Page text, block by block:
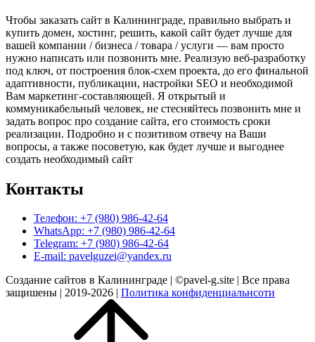
Чтобы заказать сайт в Калининграде, правильно выбрать и
купить домен, хостинг, решить, какой сайт будет лучше для
вашей компании / бизнеса / товара / услуги — вам просто
нужно написать или позвонить мне. Реализую веб-разработку
под ключ, от построения блок-схем проекта, до его финальной
адаптивности, публикации, настройки SEO и необходимой
Вам маркетинг-составляющей. Я открытый и
коммуникабельный человек, не стесняйтесь позвонить мне и
задать вопрос про создание сайта, его стоимость сроки
реализации. Подробно и с позитивом отвечу на Ваши
вопросы, а также посоветую, как будет лучше и выгоднее
создать необходимый сайт
Контакты
Телефон: +7 (980) 986-42-64
WhatsApp: +7 (980) 986-42-64
Telegram: +7 (980) 986-42-64
E-mail: pavelguzei@yandex.ru
Создание сайтов в Калининграде | ©pavel-g.site | Все права
защишены | 2019-2026 | Политика конфиденциальнсоти